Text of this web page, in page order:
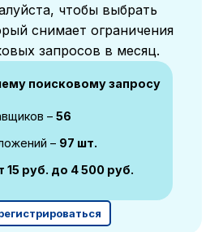
чтобы выбрать
снимает ограничения
запросов в месяц.
поисковому запросу
– 56
– 97 шт.
15 руб. до 4 500 руб.